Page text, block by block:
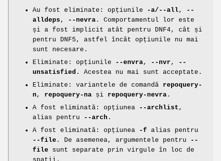
Au fost eliminate: opțiunile -a/--all,
--
alldeps , --nevra . Comportamentul lor este
și a fost implicit atât pentru DNF4, cât și
pentru DNF5, astfel încât opțiunile nu mai
sunt necesare.
Eliminate: opțiunile
--envra, --nvr ,
--
unsatisfied . Acestea nu mai sunt acceptate.
Eliminate: variantele de comandă repoquery-
n , repoquery-na și repoquery-nevra .
A fost eliminată: opțiunea
--archlist ,
alias pentru
--arch .
A fost eliminată: opțiunea
-f alias pentru
--file . De asemenea, argumentele pentru
--
file sunt separate prin virgule în loc de